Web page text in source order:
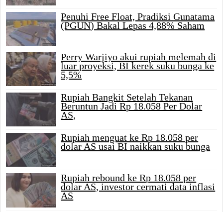
Penuhi Free Float, Pradiksi Gunatama
(PGUN) Bakal Lepas 4,88% Saham
Perry Warjiyo akui rupiah melemah di
luar proyeksi, BI kerek suku bunga ke
5,5%
Rupiah Bangkit Setelah Tekanan
Beruntun Jadi Rp 18.058 Per Dolar
AS,
Rupiah menguat ke Rp 18.058 per
dolar AS usai BI naikkan suku bunga
Rupiah rebound ke Rp 18.058 per
dolar AS, investor cermati data inflasi
AS